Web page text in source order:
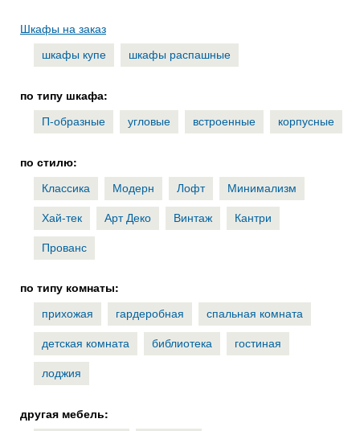
Шкафы на заказ
шкафы купе
шкафы распашные
по типу шкафа:
П-образные
угловые встроенные корпусные
по стилю:
Классика
Модерн Лофт
Минимализм
Хай-тек
Арт Деко Винтаж
Кантри
Прованс
по типу комнаты:
прихожая
гардеробная
спальная комната
детская комната
библиотека
гостиная
лоджия
другая мебель: